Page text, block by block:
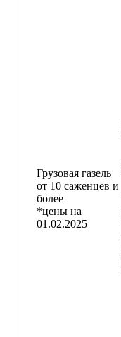
Грузовая газель
от 10 саженцев и
более
*цены на
01.02.2025